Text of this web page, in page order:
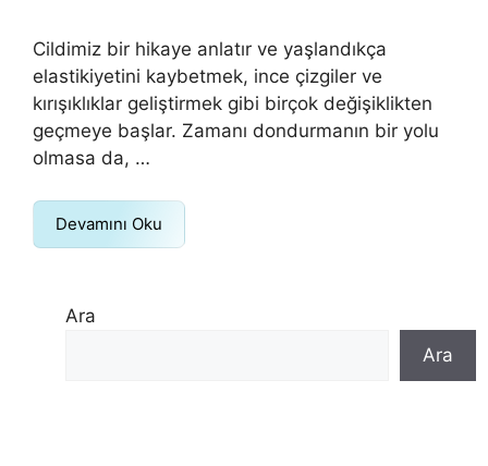
Cildimiz bir hikaye anlatır ve yaşlandıkça
elastikiyetini kaybetmek, ince çizgiler ve
kırışıklıklar geliştirmek gibi birçok değişiklikten
geçmeye başlar. Zamanı dondurmanın bir yolu
olmasa da, …
Devamını Oku
Ara
Ara